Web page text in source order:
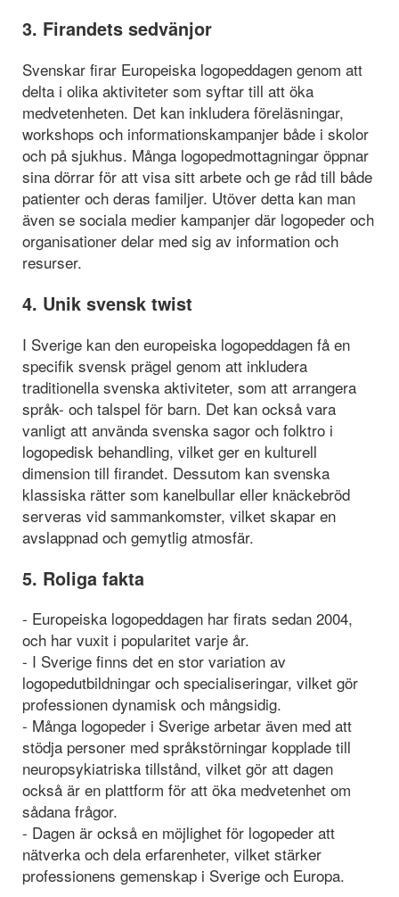
3. Firandets sedvänjor
Svenskar firar Europeiska logopeddagen genom att
delta i olika aktiviteter som syftar till att öka
medvetenheten. Det kan inkludera föreläsningar,
workshops och informationskampanjer både i skolor
och på sjukhus. Många logopedmottagningar öppnar
sina dörrar för att visa sitt arbete och ge råd till både
patienter och deras familjer. Utöver detta kan man
även se sociala medier kampanjer där logopeder och
organisationer delar med sig av information och
resurser.
4. Unik svensk twist
I Sverige kan den europeiska logopeddagen få en
specifik svensk prägel genom att inkludera
traditionella svenska aktiviteter, som att arrangera
språk- och talspel för barn. Det kan också vara
vanligt att använda svenska sagor och folktro i
logopedisk behandling, vilket ger en kulturell
dimension till firandet. Dessutom kan svenska
klassiska rätter som kanelbullar eller knäckebröd
serveras vid sammankomster, vilket skapar en
avslappnad och gemytlig atmosfär.
5. Roliga fakta
- Europeiska logopeddagen har firats sedan 2004,
och har vuxit i popularitet varje år.
- I Sverige finns det en stor variation av
logopedutbildningar och specialiseringar, vilket gör
professionen dynamisk och mångsidig.
- Många logopeder i Sverige arbetar även med att
stödja personer med språkstörningar kopplade till
neuropsykiatriska tillstånd, vilket gör att dagen
också är en plattform för att öka medvetenhet om
sådana frågor.
- Dagen är också en möjlighet för logopeder att
nätverka och dela erfarenheter, vilket stärker
professionens gemenskap i Sverige och Europa.